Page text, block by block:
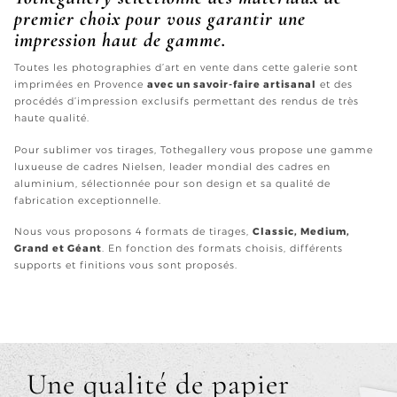
premier choix pour vous garantir une
impression haut de gamme.
Toutes les photographies d’art en vente dans cette galerie sont
imprimées en Provence avec un savoir-faire artisanal et des
procédés d’impression exclusifs permettant des rendus de très
haute qualité.
Pour sublimer vos tirages, Tothegallery vous propose une gamme
luxueuse de cadres Nielsen, leader mondial des cadres en
aluminium, sélectionnée pour son design et sa qualité de
fabrication exceptionnelle.
Nous vous proposons 4 formats de tirages, Classic, Medium,
Grand et Géant. En fonction des formats choisis, différents
supports et finitions vous sont proposés.
Une qualité de papier